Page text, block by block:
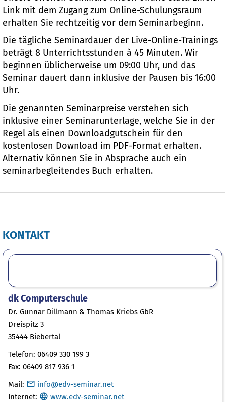
Link mit dem Zugang zum Online-Schulungsraum
erhalten Sie rechtzeitig vor dem Seminarbeginn.
Die tägliche Seminardauer der Live-Online-Trainings
beträgt 8 Unterrichtsstunden à 45 Minuten. Wir
beginnen üblicherweise um 09:00 Uhr, und das
Seminar dauert dann inklusive der Pausen bis 16:00
Uhr.
Die genannten Seminarpreise verstehen sich
inklusive einer Seminarunterlage, welche Sie in der
Regel als einen Downloadgutschein für den
kostenlosen Download im PDF-Format erhalten.
Alternativ können Sie in Absprache auch ein
seminarbegleitendes Buch erhalten.
KONTAKT
dk Computerschule
Dr. Gunnar Dillmann & Thomas Kriebs GbR
Dreispitz 3
35444 Biebertal
Telefon: 06409 330 199 3
Fax: 06409 817 936 1
Mail:
info@edv-seminar.net
Internet:
www.edv-seminar.net